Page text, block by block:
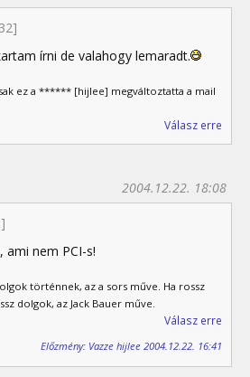
írni de valahogy lemaradt.
ez a ****** [hijlee] megváltoztatta a mail
Válasz erre
2004.12.22. 18:08
ami nem PCI-s!
történnek, az a sors műve. Ha rossz
dolgok, az Jack Bauer műve.
Válasz erre
Előzmény: Vazze hijlee 2004.12.22. 16:41